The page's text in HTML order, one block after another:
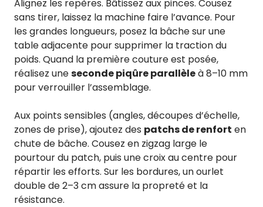
Alignez les repères. Bâtissez aux pinces. Cousez
sans tirer, laissez la machine faire l’avance. Pour
les grandes longueurs, posez la bâche sur une
table adjacente pour supprimer la traction du
poids. Quand la première couture est posée,
réalisez uneseconde piqûre parallèleà 8–10 mm
pour verrouiller l’assemblage.
Aux points sensibles (angles, découpes d’échelle,
zones de prise), ajoutez des patchs de renfort en
chute de bâche. Cousez en zigzag large le
pourtour du patch, puis une croix au centre pour
répartir les efforts. Sur les bordures, un ourlet
double de 2–3 cm assure la propreté et la
résistance.